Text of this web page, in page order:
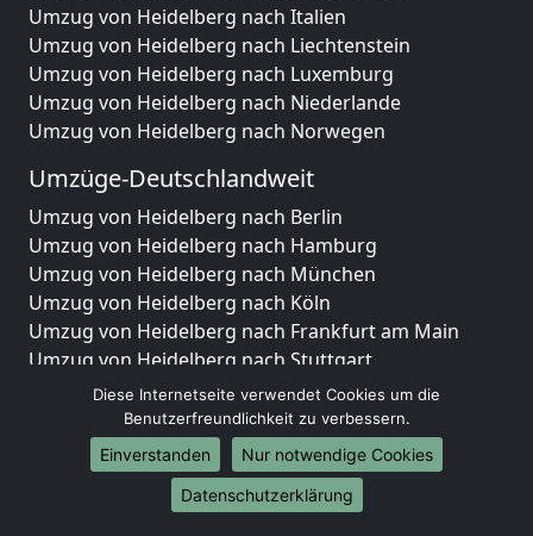
Umzug von Heidelberg nach Italien
Umzug von Heidelberg nach Liechtenstein
Umzug von Heidelberg nach Luxemburg
Umzug von Heidelberg nach Niederlande
Umzug von Heidelberg nach Norwegen
Umzüge-Deutschlandweit
Umzug von Heidelberg nach Berlin
Umzug von Heidelberg nach Hamburg
Umzug von Heidelberg nach München
Umzug von Heidelberg nach Köln
Umzug von Heidelberg nach Frankfurt am Main
Umzug von Heidelberg nach Stuttgart
Umzug von Heidelberg nach Düsseldorf
Umzug von Heidelberg nach Leipzig
Umzug von Heidelberg nach Dortmund
Umzug von Heidelberg nach Essen
Umzug von Heidelberg nach Bremen
Diese Internetseite verwendet Cookies um die
Benutzerfreundlichkeit zu verbessern.
Einverstanden
Nur notwendige Cookies
Datenschutzerklärung